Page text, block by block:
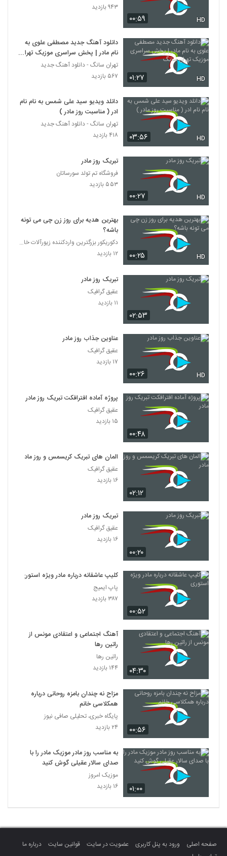
۰۰:۵۹ HD
۹۴۳ بازدید
۰۱:۲۷ HD
دانلود آهنگ جدید مصطفی علوی به
نام مادر | پخش سراسری موزیک تهران
سانگ
تهران سانگ - دانلود آهنگ جدید
۵۶۷ بازدید
۰۳:۵۶ HD
دانلد ویدیو سید علی شمس به نام نام
ادر ( مناسبت روز مادر )
تهران سانگ - دانلود آهنگ جدید
۴۱۸ بازدید
۰۰:۲۷ HD
تبریک روز مادر
فروشگاه تم تولد سورساتان
۵۵۳ بازدید
۰۰:۲۵ HD
بهترین هدیه برای روز زن چی می تونه
باشه؟
دکوریکور بزرگترین واردکننده زیورآلات خاص
۱۲ بازدید
۰۲:۵۳
تبریک روز مادر
عقیق گرافیک
۱۱ بازدید
۰۰:۲۶ HD
عناوین جذاب روز مادر
عقیق گرافیک
۱۷ بازدید
۰۰:۴۸
پروژه آماده افترافکت تبریک روز مادر
عقیق گرافیک
۱۵ بازدید
۰۲:۱۲
المان های تبریک کریسمس و روز مادر
عقیق گرافیک
۱۶ بازدید
۰۰:۲۰
تبریک روز مادر
عقیق گرافیک
۱۶ بازدید
۰۰:۵۲
کلیپ عاشقانه درباره مادر ویژه استوری
پاپ ایمیج
۳۸۷ بازدید
۰۴:۳۰
آهنگ اجتماعی و اعتقادی مونس از
راتین رها
راتین رها
۱۴۴ بازدید
۰۰:۵۶
مزاح نه چندان بامزه روحانی درباره
همکلاسی خانم
پایگاه خبری، تحلیلی صافی نیوز
۲۴ بازدید
۰۱:۰۰
به مناسب روز مادر موزیک مادر را با
صدای سالار عقیلی گوش کنید
موزیک امروز
۱۶ بازدید
صفحه اصلی ورود به پنل کاربری عضویت در سایت قوانین سایت
درباره ما